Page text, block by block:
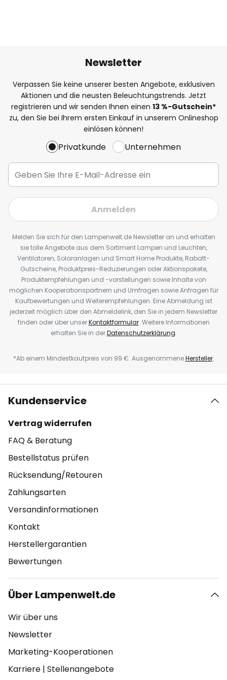
Newsletter
Verpassen Sie keine unserer besten Angebote, exklusiven
Aktionen und die neusten Beleuchtungstrends. Jetzt
registrieren und wir senden Ihnen einen 13 %-Gutschein*
zu, den Sie bei Ihrem ersten Einkauf in unserem Onlineshop
einlösen können!
Privatkunde Unternehmen
Anmelden
Melden Sie sich für den Lampenwelt.de Newsletter an und erhalten
sie tolle Angebote aus dem Sortiment Lampen und Leuchten,
Ventilatoren, Solaranlagen und Smart Home Produkte, Rabatt-
Gutscheine, Produktpreis-Reduzierungen oder Aktionspakete,
Produktempfehlungen und -vorstellungen sowie Inhalte von
möglichen Kooperationspartnern und Umfragen sowie Anfragen für
Kaufbewertungen und Weiterempfehlungen. Eine Abmeldung ist
jederzeit möglich über den Abmeldelink, den Sie in jedem Newsletter
finden oder über unserKontaktformular. Weitere Informationen
erhalten Sie in derDatenschutzerklärung.
*Ab einem Mindestkaufpreis von 99 €. AusgenommeneHersteller.
Kundenservice
Vertrag widerrufen
FAQ & Beratung
Bestellstatus prüfen
Rücksendung/Retouren
Zahlungsarten
Versandinformationen
Kontakt
Herstellergarantien
Bewertungen
Über Lampenwelt.de
Wir über uns
Newsletter
Marketing-Kooperationen
Karriere | Stellenangebote